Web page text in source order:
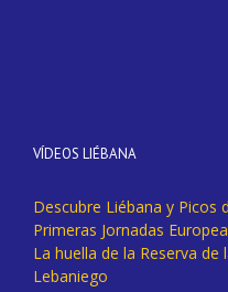
VÍDEOS LIÉBANA
Descubre Liébana y Picos
Primeras Jornadas
La huella de la Reserva
Lebaniego